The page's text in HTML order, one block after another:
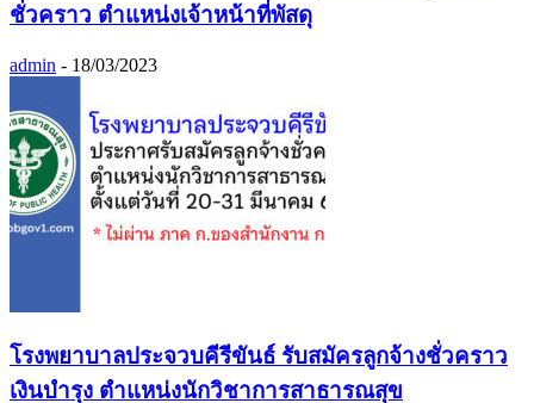
ชั่วคราว ตำแหน่งเจ้าหน้าที่พัสดุ
admin - 18/03/2023
โรงพยาบาลประจวบคีรีขันธ์ รับสมัครลูกจ้างชั่วคราว
เงินบำรุง ตำแหน่งนักวิชาการสาธารณสุข